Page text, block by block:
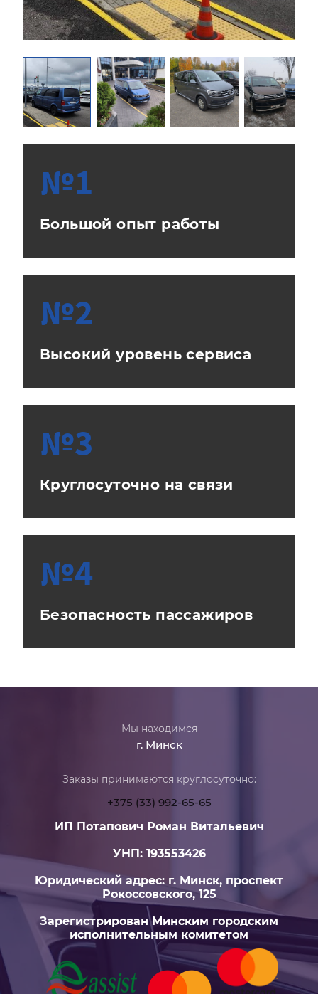
№1
Большой опыт работы
№2
Высокий уровень сервиса
№3
Круглосуточно на связи
№4
Безопасность пассажиров
Мы находимся
г. Минск
Заказы принимаются круглосуточно:
+375 (33) 992-65-65
ИП Потапович Роман Витальевич
УНП: 193553426
Юридический адрес: г. Минск, проспект
Рокоссовского, 125
Зарегистрирован Минским городским
исполнительным комитетом